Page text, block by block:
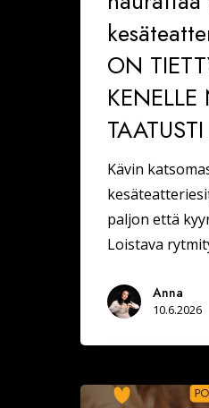
ON
Kävin
paljon että
Loistava
Anna
10.6.2026
VARAA